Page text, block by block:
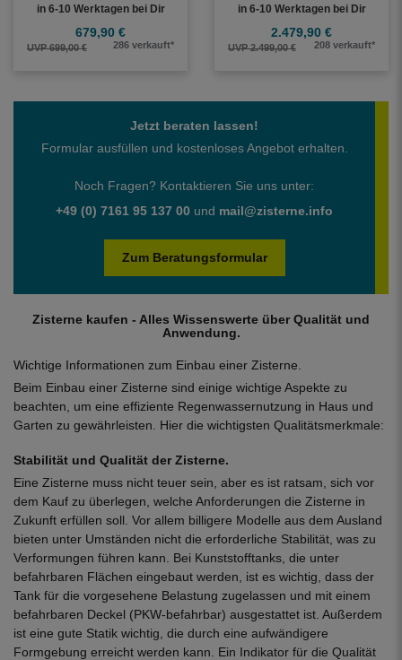
in 6-10 Werktagen bei Dir
679,90 €
UVP 699,00 € 286 verkauft*
in 6-10 Werktagen bei Dir
2.479,90 €
UVP 2.499,00 € 208 verkauft*
Jetzt beraten lassen!
Formular ausfüllen und kostenloses Angebot erhalten.
Noch Fragen? Kontaktieren Sie uns unter:
+49 (0) 7161 95 137 00 und mail@zisterne.info
Zum Beratungsformular
Zisterne kaufen - Alles Wissenswerte über Qualität und
Anwendung.
Wichtige Informationen zum Einbau einer Zisterne.
Beim Einbau einer Zisterne sind einige wichtige Aspekte zu
beachten, um eine effiziente Regenwassernutzung in Haus und
Garten zu gewährleisten. Hier die wichtigsten Qualitätsmerkmale:
Stabilität und Qualität der Zisterne.
Eine Zisterne muss nicht teuer sein, aber es ist ratsam, sich vor
dem Kauf zu überlegen, welche Anforderungen die Zisterne in
Zukunft erfüllen soll. Vor allem billigere Modelle aus dem Ausland
bieten unter Umständen nicht die erforderliche Stabilität, was zu
Verformungen führen kann. Bei Kunststofftanks, die unter
befahrbaren Flächen eingebaut werden, ist es wichtig, dass der
Tank für die vorgesehene Belastung zugelassen und mit einem
befahrbaren Deckel (PKW-befahrbar) ausgestattet ist. Außerdem
ist eine gute Statik wichtig, die durch eine aufwändigere
Formgebung erreicht werden kann. Ein Indikator für die Qualität